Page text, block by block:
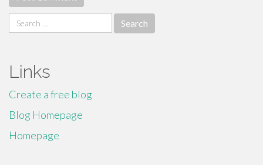
Search
for:
Links
Create a free blog
Blog Homepage
Homepage